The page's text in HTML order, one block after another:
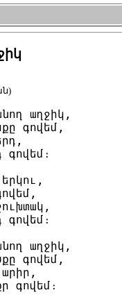
աղջիկ,
գովեմ,
գովեմ։
գովեմ։
աղջիկ,
գովեմ,